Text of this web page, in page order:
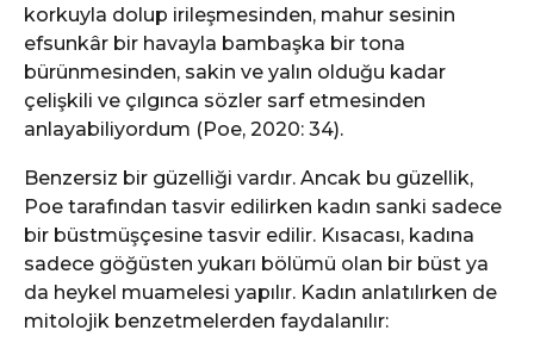
korkuyla dolup irileşmesinden, mahur sesinin
efsunkâr bir havayla bambaşka bir tona
bürünmesinden, sakin ve yalın olduğu kadar
çelişkili ve çılgınca sözler sarf etmesinden
anlayabiliyordum (Poe, 2020: 34).
Benzersiz bir güzelliği vardır. Ancak bu güzellik,
Poe tarafından tasvir edilirken kadın sanki sadece
bir büstmüşçesine tasvir edilir. Kısacası, kadına
sadece göğüsten yukarı bölümü olan bir büst ya
da heykel muamelesi yapılır. Kadın anlatılırken de
mitolojik benzetmelerden faydalanılır: